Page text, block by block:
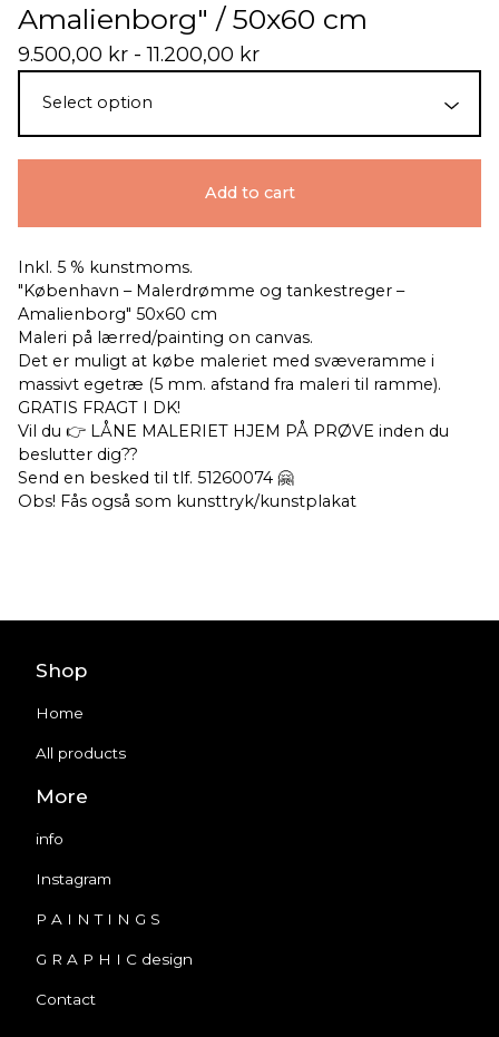
Amalienborg" / 50x60 cm
9.500,00 kr - 11.200,00 kr
Add to cart
Inkl. 5 % kunstmoms.
"København – Malerdrømme og tankestreger –
Amalienborg" 50x60 cm
Maleri på lærred/painting on canvas.
Det er muligt at købe maleriet med svæveramme i
massivt egetræ (5 mm. afstand fra maleri til ramme).
GRATIS FRAGT I DK!
Vil du 👉 LÅNE MALERIET HJEM PÅ PRØVE inden du
beslutter dig??
Send en besked til tlf. 51260074 🤗
Obs! Fås også som kunsttryk/kunstplakat
Shop
Home
All products
More
info
Instagram
P A I N T I N G S
G R A P H I C design
Contact